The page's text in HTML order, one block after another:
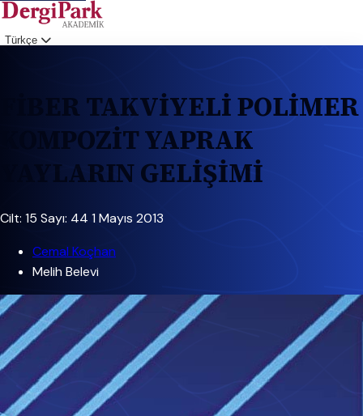
Türkçe
FİBER TAKVİYELİ POLİMER
KOMPOZİT YAPRAK
YAYLARIN GELİŞİMİ
Cilt: 15 Sayı: 44 1 Mayıs 2013
Cemal Koçhan
Melih Belevi